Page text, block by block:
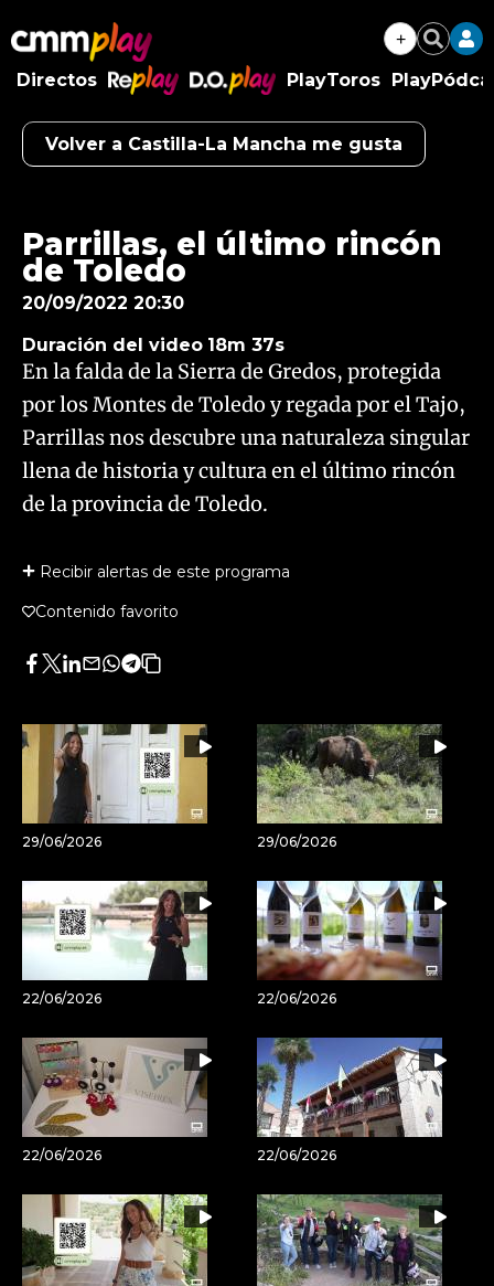
+ Buscar
Directos
RePlay
D.O.Play
PlayToros
Volver a Castilla-La Mancha me gusta
Algo salió mal.
Parrillas, el último rincón
de Toledo
20/09/2022 20:30
Duración del video 18m 37s
En la falda de la Sierra de Gredos, protegida
por los Montes de Toledo y regada por el Tajo,
Parrillas nos descubre una naturaleza singular
llena de historia y cultura en el último rincón
de la provincia de Toledo.
Recibir alertas de este programa
Contenido favorito
Facebook
Twitter
LinkedIn
Enviar
Whatsapp
Telegram
Copiar
artículo
29/06/2026 29/06/2026
22/06/2026 22/06/2026
22/06/2026 22/06/2026